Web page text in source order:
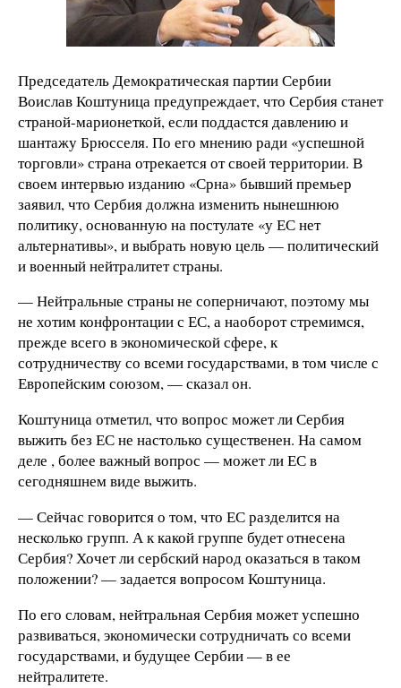
Председатель Демократическая партии Сербии
Воислав Коштуница предупреждает, что Сербия станет
страной-марионеткой, если поддастся давлению и
шантажу Брюсселя. По его мнению ради «успешной
торговли» страна отрекается от своей территории. В
своем интервью изданию «Срна» бывший премьер
заявил, что Сербия должна изменить нынешнюю
политику, основанную на постулате «у ЕС нет
альтернативы», и выбрать новую цель — политический
и военный нейтралитет страны.
— Нейтральные страны не соперничают, поэтому мы
не хотим конфронтации с ЕС, а наоборот стремимся,
прежде всего в экономической сфере, к
сотрудничеству со всеми государствами, в том числе с
Европейским союзом, — сказал он.
Коштуница отметил, что вопрос может ли Сербия
выжить без ЕС не настолько существенен. На самом
деле , более важный вопрос — может ли ЕС в
сегодняшнем виде выжить.
— Сейчас говорится о том, что ЕС разделится на
несколько групп. А к какой группе будет отнесена
Сербия? Хочет ли сербский народ оказаться в таком
положении? — задается вопросом Коштуница.
По его словам, нейтральная Сербия может успешно
развиваться, экономически сотрудничать со всеми
государствами, и будущее Сербии — в ее
нейтралитете.